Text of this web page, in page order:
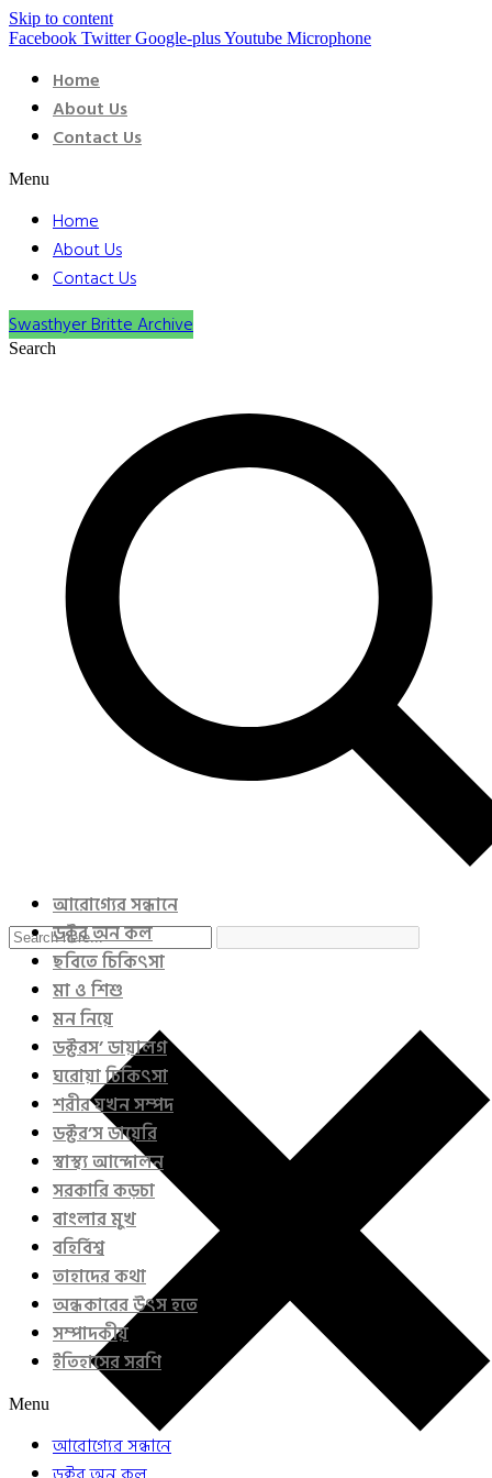
Skip to content
Facebook Twitter Google-plusYoutube Microphone
Home
About Us
Contact Us
Menu
Home
About Us
Contact Us
Swasthyer Britte Archive
Search
আরোগ্যের সন্ধানে
ডক্টর অন কল
ছবিতে চিকিৎসা
মা ও শিশু
মন নিয়ে
ডক্টরস’ ডায়ালগ
ঘরোয়া চিকিৎসা
শরীর যখন সম্পদ
ডক্টর’স ডায়েরি
স্বাস্থ্য আন্দোলন
সরকারি কড়চা
বাংলার মুখ
বহির্বিশ্ব
তাহাদের কথা
অন্ধকারের উৎস হতে
সম্পাদকীয়
ইতিহাসের সরণি
Menu
আরোগ্যের সন্ধানে